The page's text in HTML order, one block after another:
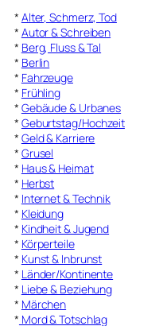
* Alter, Schmerz, Tod
* Autor & Schreiben
* Berg, Fluss & Tal
* Berlin
* Fahrzeuge
* Frühling
* Gebäude & Urbanes
* Geburtstag/Hochzeit
* Geld & Karriere
* Grusel
* Haus & Heimat
* Herbst
* Internet & Technik
* Kleidung
* Kindheit & Jugend
* Körperteile
* Kunst & Inbrunst
* Länder/Kontinente
* Liebe & Beziehung
* Märchen
* Mord & Totschlag